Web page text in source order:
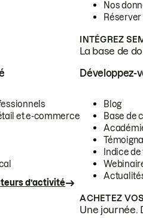
Nos
INTÉGREZ
La base de
et e-commerce
d’activité
Développez-
Blog
Base de
Indice
ACHETEZ
Une journée.